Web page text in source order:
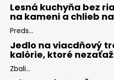
Lesná kuchyňa bez
na kameni a chlieb
Preds...
Jedlo na viacdňový
kalórie, ktoré
Zbali...